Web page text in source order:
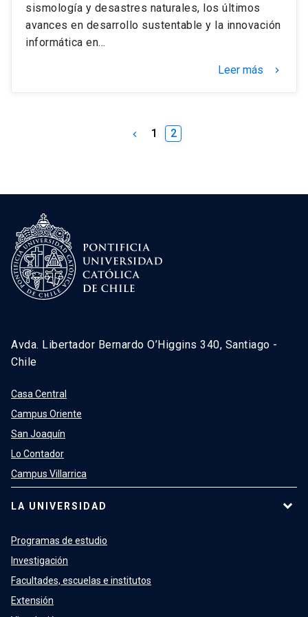
sismología y desastres naturales, los últimos
avances en desarrollo sustentable y la innovación
informática en…
Leer más keyboard_arrow_right
keyboard_arrow_left 1 2
Avda. Libertador Bernardo O’Higgins 340, Santiago -
Chile
Casa Central
Campus Oriente
San Joaquín
Lo Contador
Campus Villarrica
LA UNIVERSIDAD
Programas de estudio
Investigación
Facultades, escuelas e institutos
Extensión